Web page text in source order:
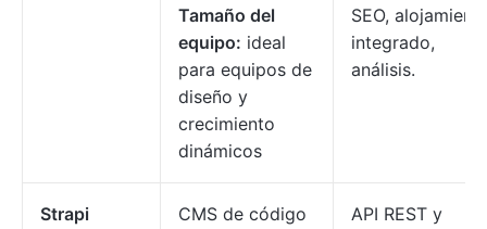
Tamaño del
equipo: ideal
para equipos de
diseño y
crecimiento
dinámicos
SEO,
integrado,
análisis.
Strapi
CMS de código
API REST y